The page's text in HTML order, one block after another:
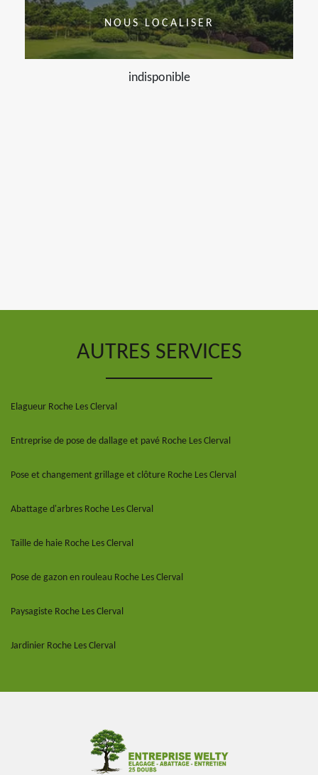
NOUS LOCALISER
indisponible
AUTRES SERVICES
Elagueur Roche Les Clerval
Entreprise de pose de dallage et pavé Roche Les Clerval
Pose et changement grillage et clôture Roche Les Clerval
Abattage d'arbres Roche Les Clerval
Taille de haie Roche Les Clerval
Pose de gazon en rouleau Roche Les Clerval
Paysagiste Roche Les Clerval
Jardinier Roche Les Clerval